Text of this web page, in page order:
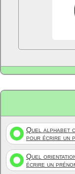
Quel alphabet
pour écrire un
Quel
écrire un